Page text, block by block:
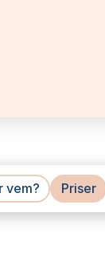
vem? Priser